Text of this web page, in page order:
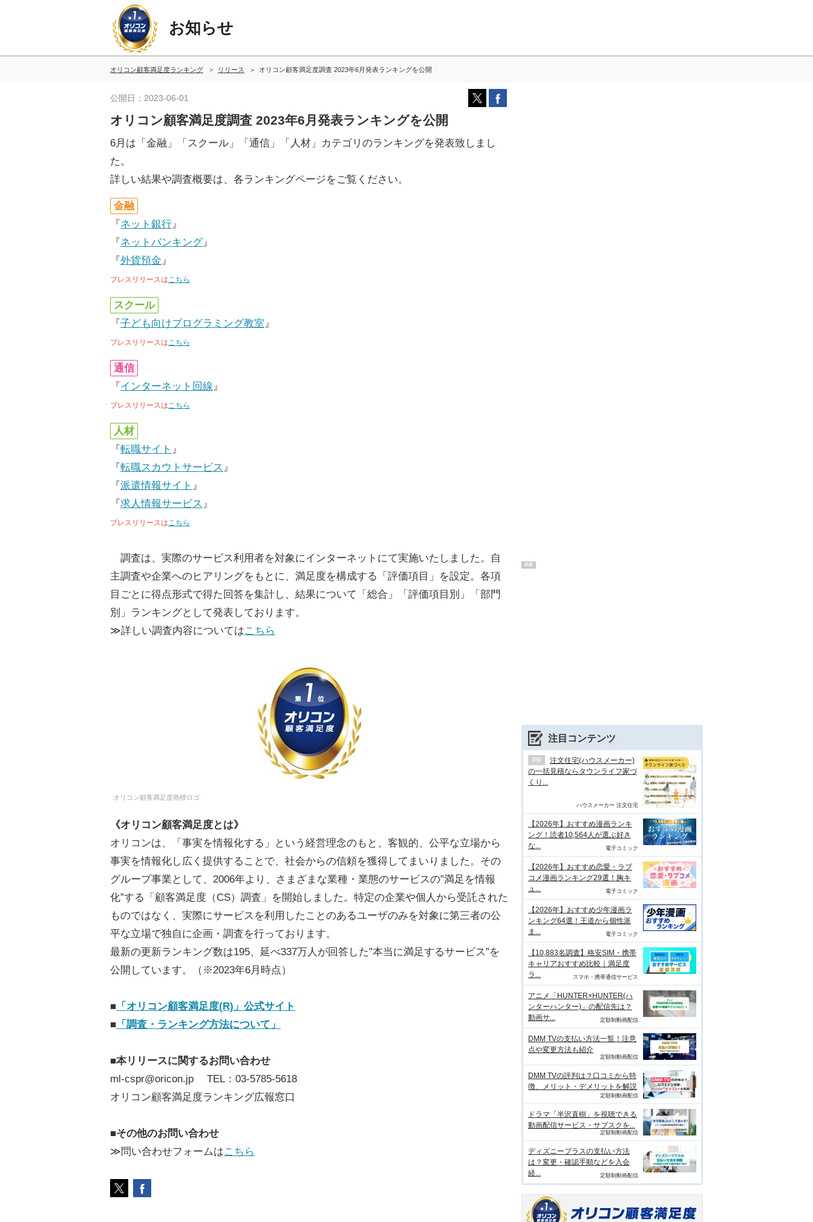
お知らせ
オリコン顧客満足度ランキング リリース オリコン顧客満足度調査 2023年6月発表ランキングを公開
公開日：2023-06-01
オリコン顧客満足度調査 2023年6月発表ランキングを公開
6月は「金融」「スクール」「通信」「人材」カテゴリのランキングを発表致しまし
た。
詳しい結果や調査概要は、各ランキングページをご覧ください。
金融
『ネット銀行』
『ネットバンキング』
『外貨預金』
プレスリリースはこちら
スクール
『子ども向けプログラミング教室』
プレスリリースはこちら
通信
『インターネット回線』
プレスリリースはこちら
人材
『転職サイト 』
『転職スカウトサービス 』
『派遣情報サイト 』
『求人情報サービス 』
プレスリリースはこちら
調査は、実際のサービス利用者を対象にインターネットにて実施いたしました。自
主調査や企業へのヒアリングをもとに、満足度を構成する「評価項目」を設定。各項
目ごとに得点形式で得た回答を集計し、結果について「総合」「評価項目別」「部門
別」ランキングとして発表しております。
≫詳しい調査内容についてはこちら
オリコン顧客満足度商標ロゴ
《オリコン顧客満足度とは》
オリコンは、「事実を情報化する」という経営理念のもと、客観的、公平な立場から
事実を情報化し広く提供することで、社会からの信頼を獲得してまいりました。その
グループ事業として、2006年より、さまざまな業種・業態のサービスの”満足を情報
化”する「顧客満足度（CS）調査」を開始しました。特定の企業や個人から受託された
ものではなく、実際にサービスを利用したことのあるユーザのみを対象に第三者の公
平な立場で独自に企画・調査を行っております。
最新の更新ランキング数は195、延べ337万人が回答した”本当に満足するサービス”を
公開しています。（※2023年6月時点）
■ 「オリコン顧客満足度(R)」公式サイト
■ 「調査・ランキング方法について」
■本リリースに関するお問い合わせ
ml-cspr@oricon.jp TEL：03-5785-5618
オリコン顧客満足度ランキング広報窓口
■その他のお問い合わせ
≫問い合わせフォームはこちら
PR
注目コンテンツ
注文住宅(ハウスメーカー)
の一括見積ならタウンライフ家づ
くり...
ハウスメーカー 注文住宅
【2026年】おすすめ漫画ランキ
ング！読者10,564人が選ぶ好き
な...
電子コミック
【2026年】おすすめ恋愛・ラブ
コメ漫画ランキング29選！胸キ
ュ...
電子コミック
【2026年】おすすめ少年漫画ラ
ンキング64選！王道から個性派
ま...
電子コミック
【10,883名調査】格安SIM・携帯
キャリアおすすめ比較｜満足度
ラ...
スマホ・携帯通信サービス
アニメ「HUNTER×HUNTER(ハ
ンターハンター)」の配信先は？
動画サ...
定額制動画配信
DMM TVの支払い方法一覧！注意
点や変更方法も紹介
定額制動画配信
DMM TVの評判は？口コミから特
徴、メリット・デメリットを解説
定額制動画配信
ドラマ「半沢直樹」を視聴できる
動画配信サービス・サブスクを...
定額制動画配信
ディズニープラスの支払い方法
は？変更・確認手順などを入会
経...
定額制動画配信